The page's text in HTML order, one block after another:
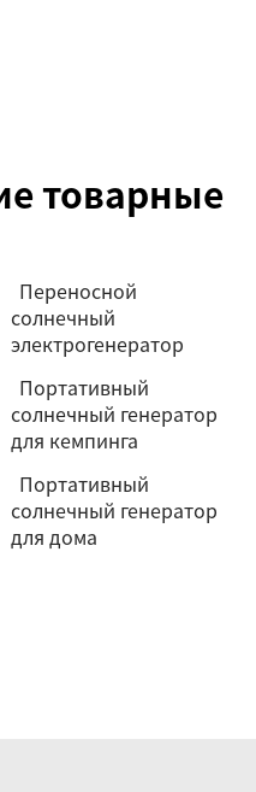
товарные
Переносной
солнечный
электрогенератор
Портативный
солнечный генератор
для кемпинга
Портативный
солнечный генератор
для дома